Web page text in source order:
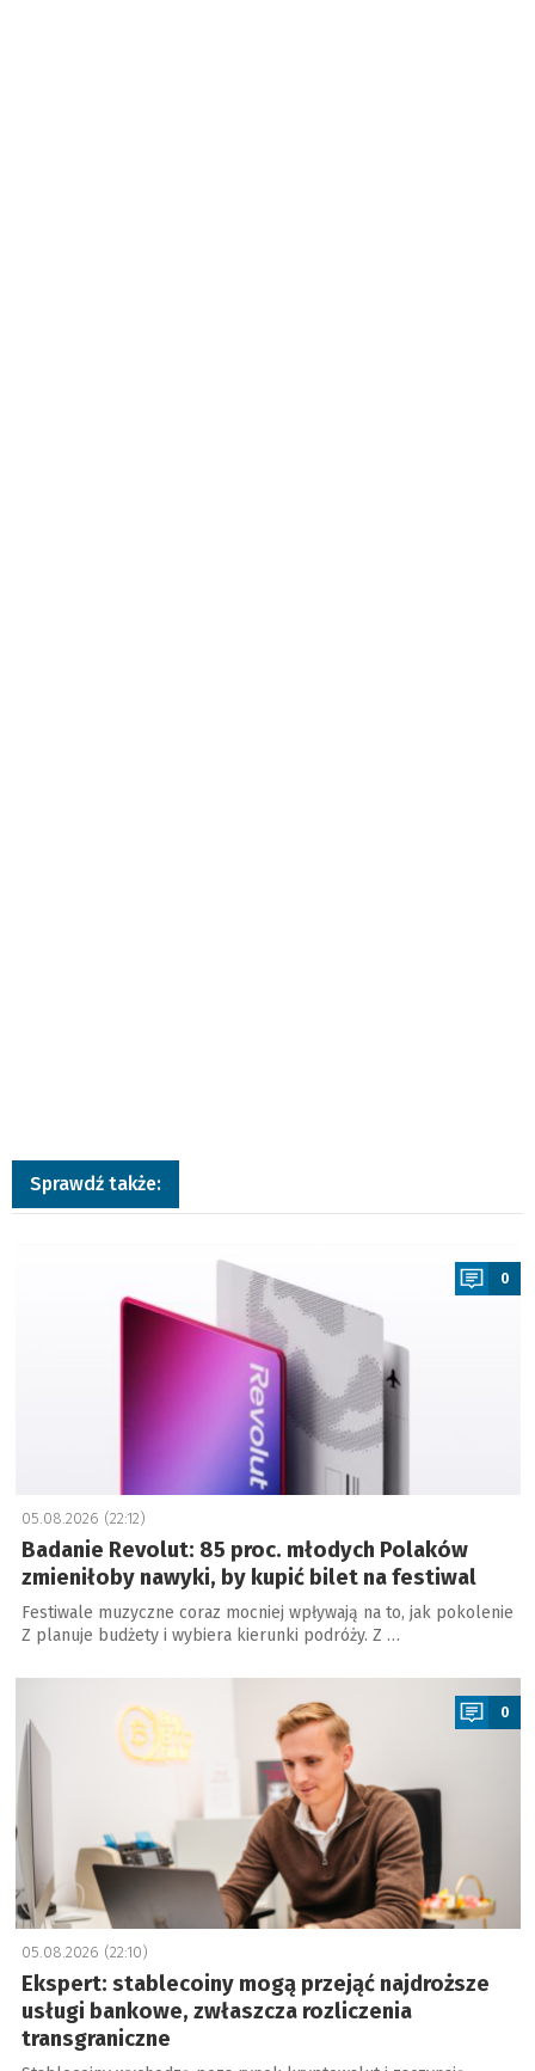
Sprawdź także:
0
05.08.2026 (22:12)
Badanie Revolut: 85 proc. młodych Polaków
zmieniłoby nawyki, by kupić bilet na festiwal
Festiwale muzyczne coraz mocniej wpływają na to, jak pokolenie
Z planuje budżety i wybiera kierunki podróży. Z …
a
0
05.08.2026 (22:10)
Ekspert: stablecoiny mogą przejąć najdroższe
usługi bankowe, zwłaszcza rozliczenia
transgraniczne